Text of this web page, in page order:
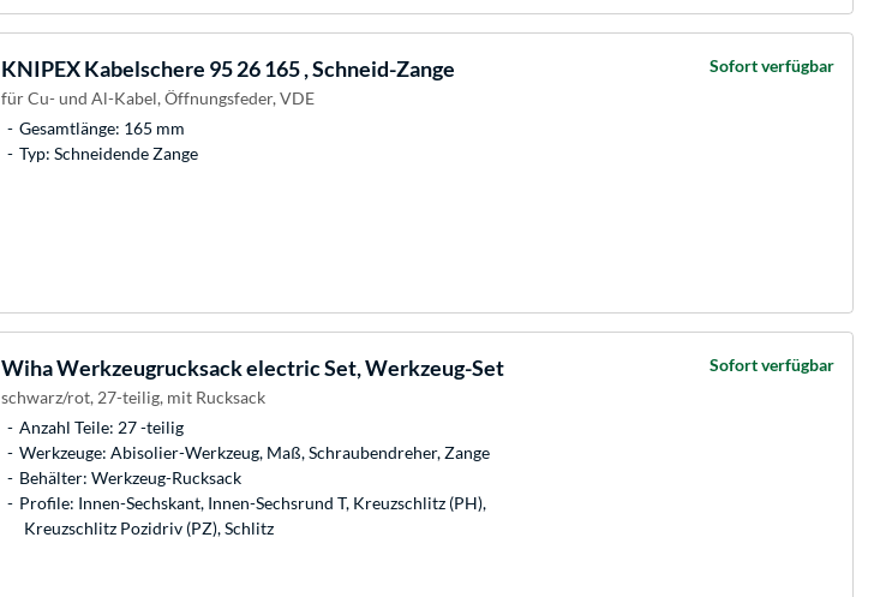
KNIPEXKabelschere 95 26 165 , Schneid-Zange
für Cu- und Al-Kabel, Öffnungsfeder, VDE
Gesamtlänge: 165 mm
Typ: Schneidende Zange
Sofort verfügbar
WihaWerkzeugrucksack electric Set, Werkzeug-Set
schwarz/rot, 27-teilig, mit Rucksack
Anzahl Teile: 27 -teilig
Werkzeuge: Abisolier-Werkzeug, Maß, Schraubendreher, Zange
Behälter: Werkzeug-Rucksack
Profile: Innen-Sechskant, Innen-Sechsrund T, Kreuzschlitz (PH),
Kreuzschlitz Pozidriv (PZ), Schlitz
Sofort verfügbar